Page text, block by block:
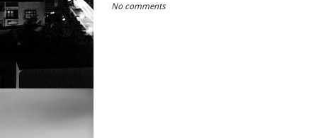
No comments